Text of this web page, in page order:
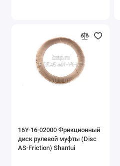
16Y-16-02000 Фрикционный
диск рулевой муфты (Disc
AS-Friction) Shantui